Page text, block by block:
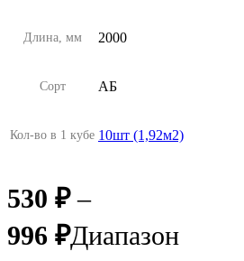
Длина, мм 2000
Сорт АБ
Кол-во в 1 кубе 10шт (1,92м2)
530 ₽ –
996 ₽Диапазон